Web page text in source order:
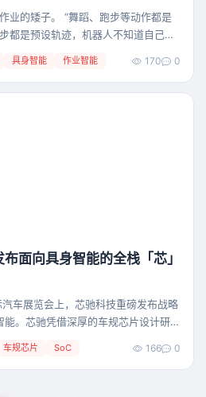
业的矮子。 “舞蹈、跑步等动作都是
都是预设轨迹，机器人不知道自己在
破了行业最光鲜的一层泡沫。 然而，
具身智能 作业智能 170 0
面向具身智能的全栈「芯」
车展览会上，芯驰科技重磅发布战略
。芯驰凭借深厚的车规芯片设计研发
车规芯片 SoC 166 0